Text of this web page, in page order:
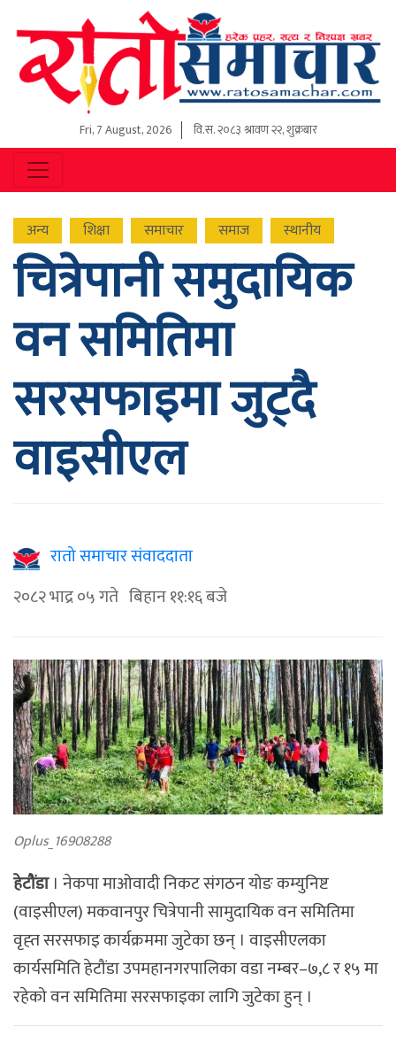
Fri, 7 August, 2026 वि.स.२०८३ श्रावण २२, शुक्रबार
अन्य शिक्षा समाचार समाज स्थानीय
चित्रेपानी समुदायिक
वन समितिमा
सरसफाइमा जुट्दै
वाइसीएल
रातो समाचार संवाददाता
२०८२ भाद्र ०५ गते बिहान ११:१६ बजे
Oplus_16908288
हेटौंडा। नेकपा माओवादी निकट संगठन योङ कम्युनिष्ट
(वाइसीएल) मकवानपुर चित्रेपानी सामुदायिक वन समितिमा
वृह्त सरसफाइ कार्यक्रममा जुटेका छन् । वाइसीएलका
कार्यसमिति हेटौंडा उपमहानगरपालिका वडा नम्बर–७,८ र १५ मा
रहेको वन समितिमा सरसफाइका लागि जुटेका हुन् ।